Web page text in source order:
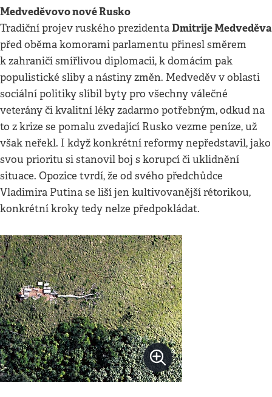
Medveděvovo nové Rusko
Tradiční projev ruského prezidentaDmitrije Medveděva
před oběma komorami parlamentu přinesl směrem
k zahraničí smířlivou diplomacii, k domácím pak
populistické sliby a nástiny změn. Medveděv v oblasti
sociální politiky slíbil byty pro všechny válečné
veterány či kvalitní léky zadarmo potřebným, odkud na
to z krize se pomalu zvedající Rusko vezme peníze, už
však neřekl. I když konkrétní reformy nepředstavil, jako
svou prioritu si stanovil boj s korupcí či uklidnění
situace. Opozice tvrdí, že od svého předchůdce
Vladimira Putina se liší jen kultivovanější rétorikou,
konkrétní kroky tedy nelze předpokládat.